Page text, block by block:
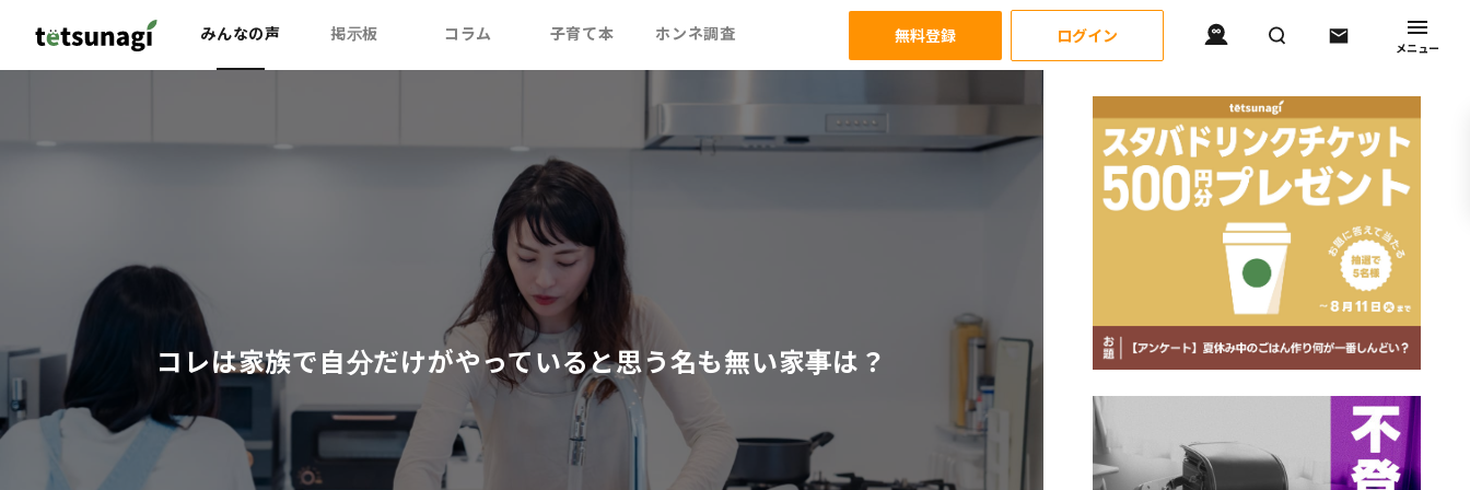
みんなの声 掲示板 コラム 子育て本 ホンネ調査 無料登録 ログイン
メニュー
コレは家族で自分だけがやっていると思う名も無い家事は？